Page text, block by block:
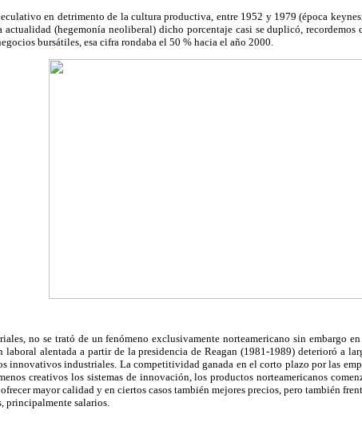
en detrimento de la cultura productiva, entre 1952 y 1979 (época
(hegemonía neoliberal) dicho porcentaje casi se duplicó,
bursátiles, esa cifra rondaba el 50 % hacia el año 2000.
no se trató de un fenómeno exclusivamente norteamericano sin embargo
alentada a partir de la presidencia de Reagan (1981-1989) deterioró a
innovativos industriales. La competitividad ganada en el corto plazo por las
creativos los sistemas de innovación, los productos norteamericanos
mayor calidad y en ciertos casos también mejores precios, pero también
principalmente salarios.